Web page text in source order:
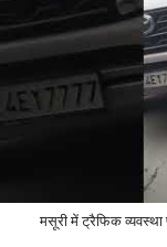
मसूरी में ट्रैफिक व्यवस्था